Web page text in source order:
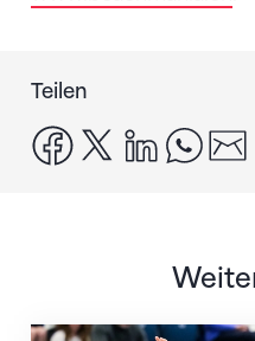
Teilen
facebook
x linkedin